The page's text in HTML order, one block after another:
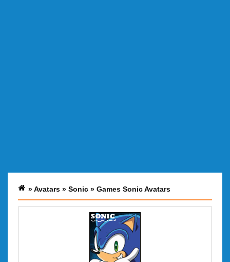
»Avatars » Sonic » Games Sonic Avatars